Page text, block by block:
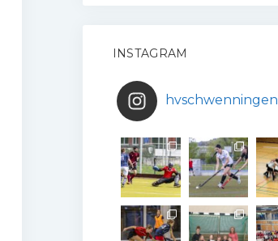
INSTAGRAM
hvschwenningen